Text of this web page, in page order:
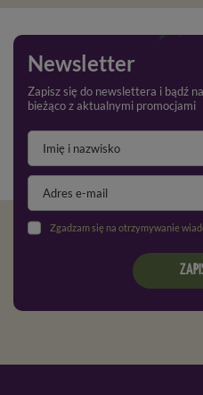
Newsletter
Zapisz się do newslettera i bądź na
bieżąco z aktualnymi promocjami
Zgadzam się na otrzymywanie wiadomości marketingowych na